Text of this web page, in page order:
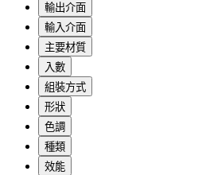
輸出介面
輸入介面
主要材質
入數
組裝方式
形狀
色調
種類
效能